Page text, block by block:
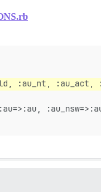
:au_nt,